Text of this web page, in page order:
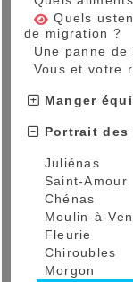
Quels
de migration ?
Une panne
Vous et votre
Manger
Portrait des
Juliénas
Saint-Amour
Chénas
Moulin-à-
Fleurie
Chiroubles
Morgon